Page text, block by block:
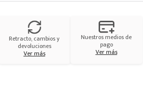
Retracto, cambios y
devoluciones
Ver más
Nuestros medios de
pago
Ver más